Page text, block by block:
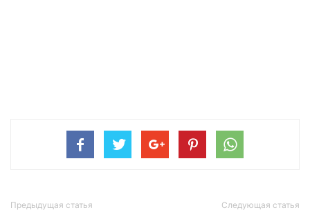
Предыдущая статья Следующая статья